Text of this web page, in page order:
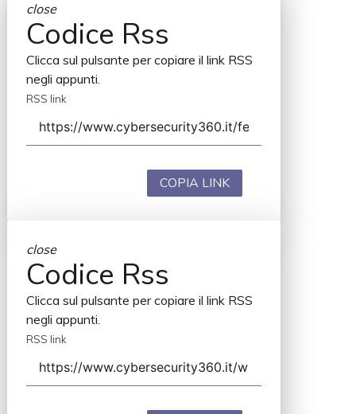
close
Codice Rss
Clicca sul pulsante per copiare il link RSS
negli appunti.
RSS link
COPIA LINK
close
Codice Rss
Clicca sul pulsante per copiare il link RSS
negli appunti.
RSS link